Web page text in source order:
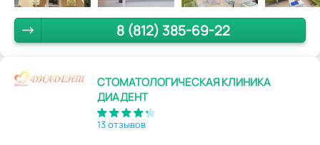
8 (812) 385-69-22
СТОМАТОЛОГИЧЕСКАЯ КЛИНИКА
ДИАДЕНТ
13 отзывов